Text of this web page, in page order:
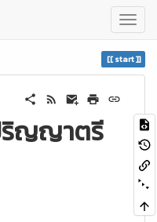
start
ริญญาตรี